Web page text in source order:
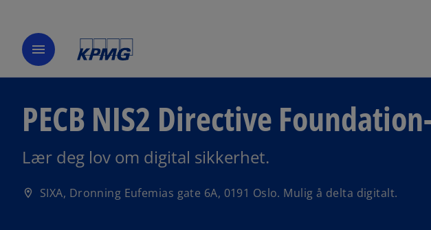
menu
PECB NIS2 Directive
Lær deg lov om digital sikkerhet.
location_on SIXA, Dronning Eufemias gate 6A, 0191 Oslo. Mulig å delta digitalt.